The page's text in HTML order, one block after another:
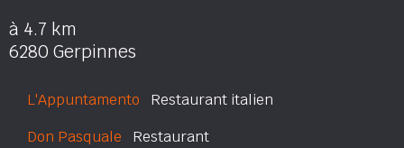
à 4.7 km
6280 Gerpinnes
L'Appuntamento Restaurant italien
Don Pasquale Restaurant